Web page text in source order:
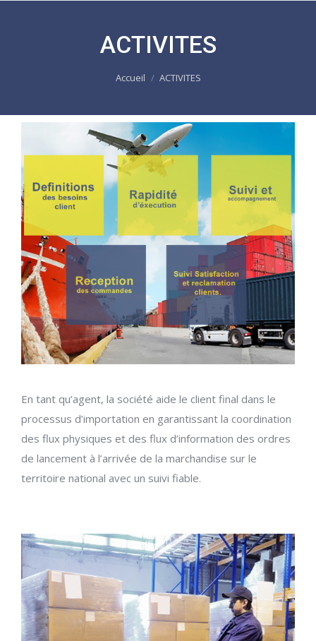
ACTIVITES
Accueil ACTIVITES
En tant qu’agent, la société aide le client final dans le
processus d’importation en garantissant la coordination
des flux physiques et des flux d’information des ordres
de lancement à l’arrivée de la marchandise sur le
territoire national avec un suivi fiable.